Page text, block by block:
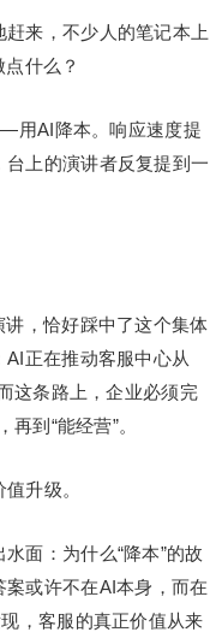
来，不少人的笔记本上
什么？
用AI降本。响应速度提
上的演讲者反复提到一
，恰好踩中了这个集体
正在推动客服中心从
这条路上，企业必须完
到“能经营”。
升级。
面：为什么“降本”的故
或许不在AI本身，而在
，客服的真正价值从来